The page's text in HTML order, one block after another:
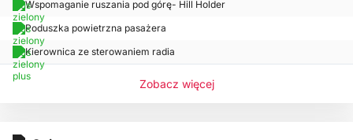
Wspomaganie ruszania pod górę- Hill Holder
Poduszka powietrzna pasażera
Kierownica ze sterowaniem radia
Zobacz więcej